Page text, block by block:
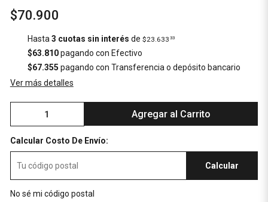
$70.900
Hasta 3 cuotas sin interés de $23.633 33
$63.810pagando con Efectivo
$67.355 pagando con Transferencia o depósito bancario
Ver más detalles
Agregar al Carrito
Calcular Costo De Envío:
Calcular
No sé mi código postal